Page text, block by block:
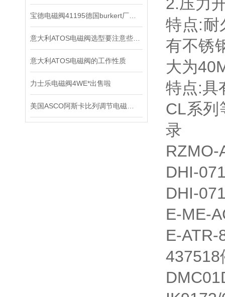
意大利ATOS电磁阀的工作性质
力士乐电磁阀4WE*出售啦
特点:耐
有不锈
大为
特点:具
CL系列
录
RZMO-
DHI-
DHI-
E-ME-
E-ATR-
437518